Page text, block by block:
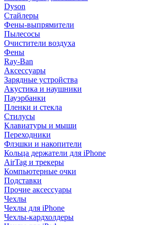
Dyson
Стайлеры
Фены-выпрямители
Пылесосы
Очистители воздуха
Фены
Ray-Ban
Аксессуары
Зарядные устройства
Акустика и наушники
Пауэрбанки
Пленки и стекла
Стилусы
Клавиатуры и мыши
Переходники
Флэшки и накопители
Кольца держатели для iPhone
AirTag и трекеры
Компьютерные очки
Подставки
Прочие аксессуары
Чехлы
Чехлы для iPhone
Чехлы-кардхолдеры